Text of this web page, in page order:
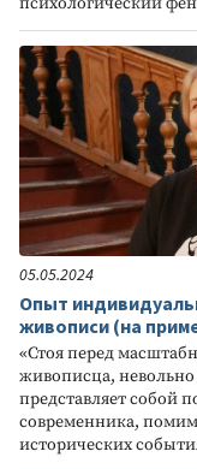
05.05.2024
Опыт
живописи (на
«Стоя перед
живописца,
представляет собой
современника,
исторических